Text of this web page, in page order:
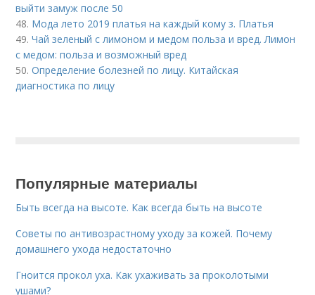
выйти замуж после 50
48. Мода лето 2019 платья на каждый кому з. Платья
49.Чай зеленый с лимоном и медом польза и вред. Лимон
с медом: польза и возможный вред
50.Определение болезней по лицу. Китайская
диагностика по лицу
Популярные материалы
Быть всегда на высоте. Как всегда быть на высоте
Советы по антивозрастному уходу за кожей. Почему
домашнего ухода недостаточно
Гноится прокол уха. Как ухаживать за проколотыми
ушами?